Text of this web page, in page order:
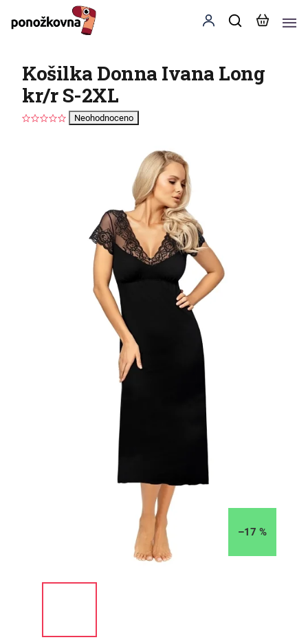
Košilka Donna Ivana Long
kr/r S-2XL
Neohodnoceno
–17 %